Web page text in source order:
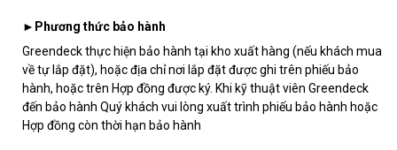
►Phương thức bảo hành
Greendeckthực hiện bảo hành tại kho xuất hàng (nếu khách mua
về tự lắp đặt), hoặc địa chỉ nơi lắp đặt được ghi trên phiếu bảo
hành, hoặc trên Hợp đồng được ký. Khi kỹ thuật viên Greendeck
đến bảo hành Quý khách vui lòng xuất trình phiếu bảo hành hoặc
Hợp đồng còn thời hạn bảo hành